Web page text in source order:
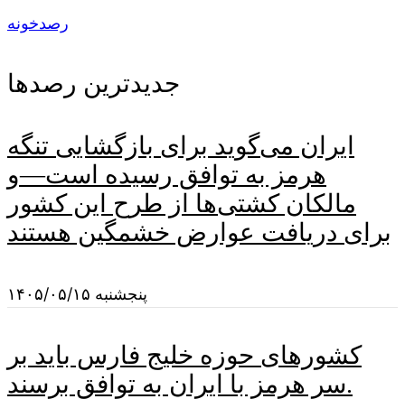
رصدخونه
جدیدترین رصدها
ایران می‌گوید برای بازگشایی تنگه
هرمز به توافق رسیده است—و
مالکان کشتی‌ها از طرح این کشور
برای دریافت عوارض خشمگین هستند
پنجشنبه ۱۴۰۵/۰۵/۱۵
کشورهای حوزه خلیج فارس باید بر
سر هرمز با ایران به توافق برسند.